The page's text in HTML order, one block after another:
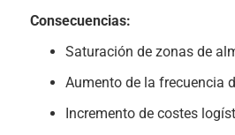
Consecuencias:
Saturación de zonas de
Aumento de la frecuencia
Incremento de costes